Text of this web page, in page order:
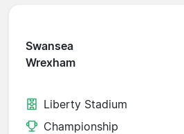
Swansea
Wrexham
Liberty Stadium
Championship